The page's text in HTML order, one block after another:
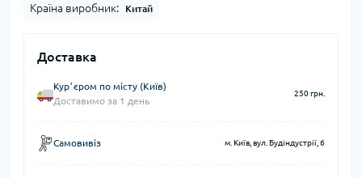
Країна виробник: Китай
Доставка
Курʼєром по місту (Київ)
Доставимо за 1 день
250 грн.
Самовивіз м. Київ, вул. Будіндустрії, 6